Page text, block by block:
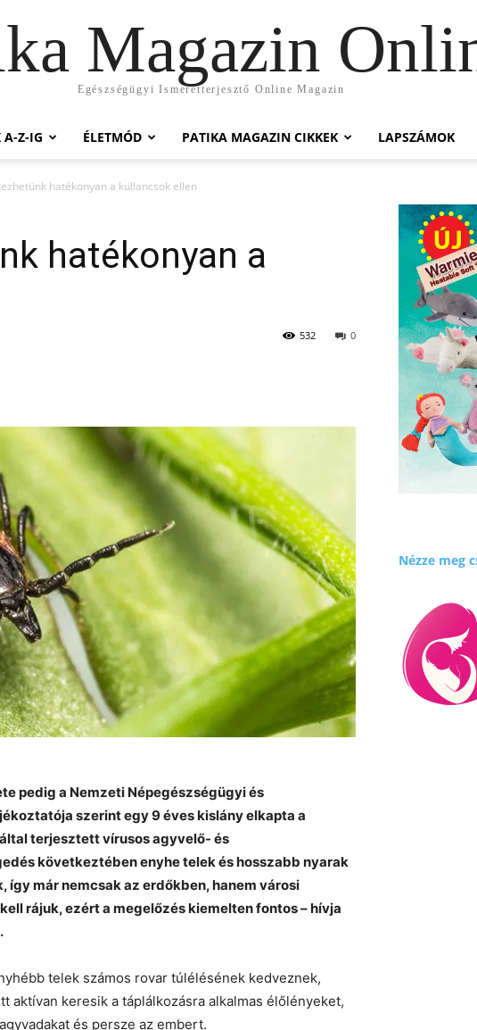
Magazin
Egészségügyi Ismeretterjesztő Online Magazin
A-Z-IG ÉLETMÓD PATIKA MAGAZIN CIKKEK LAPSZÁMOK
hatékonyan a kullancsok ellen
hatékonyan a
0
532
pedig a Nemzeti Népegészségügyi és
szerint egy 9 éves kislány elkapta a
terjesztett vírusos agyvelő- és
következtében enyhe telek és hosszabb nyarak
már nemcsak az erdőkben, hanem városi
rájuk, ezért a megelőzés kiemelten fontos – hívja
telek számos rovar túlélésének kedveznek,
aktívan keresik a táplálkozásra alkalmas élőlényeket,
és persze az embert.
Nézze meg